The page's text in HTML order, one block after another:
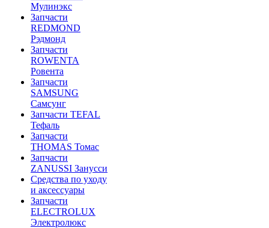
Мулинэкс
Запчасти
REDMOND
Рэдмонд
Запчасти
ROWENTA
Ровента
Запчасти
SAMSUNG
Самсунг
Запчасти TEFAL
Тефаль
Запчасти
THOMAS Томас
Запчасти
ZANUSSI Занусси
Средства по уходу
и аксессуары
Запчасти
ELECTROLUX
Электролюкс